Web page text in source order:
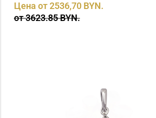
Цена от 2536,70 BYN.
от 3623.85 BYN.